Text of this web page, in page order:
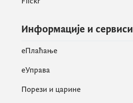
Информације и сервиси
eПлаћање
еУправа
Порези и царине